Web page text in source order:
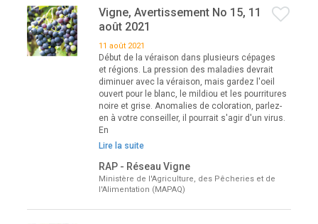
Vigne, Avertissement No 15, 11
août 2021
11 août 2021
Début de la véraison dans plusieurs cépages
et régions. La pression des maladies devrait
diminuer avec la véraison, mais gardez l'oeil
ouvert pour le blanc, le mildiou et les pourritures
noire et grise. Anomalies de coloration, parlez-
en à votre conseiller, il pourrait s'agir d'un virus.
En
Lire la suite
RAP - Réseau Vigne
Ministère de l'Agriculture, des Pêcheries et de
l'Alimentation (MAPAQ)